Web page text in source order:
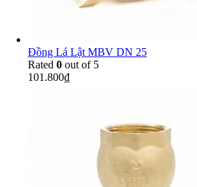
Đồng Lá Lật MBV DN 25
Rated 0 out of 5
101.800₫